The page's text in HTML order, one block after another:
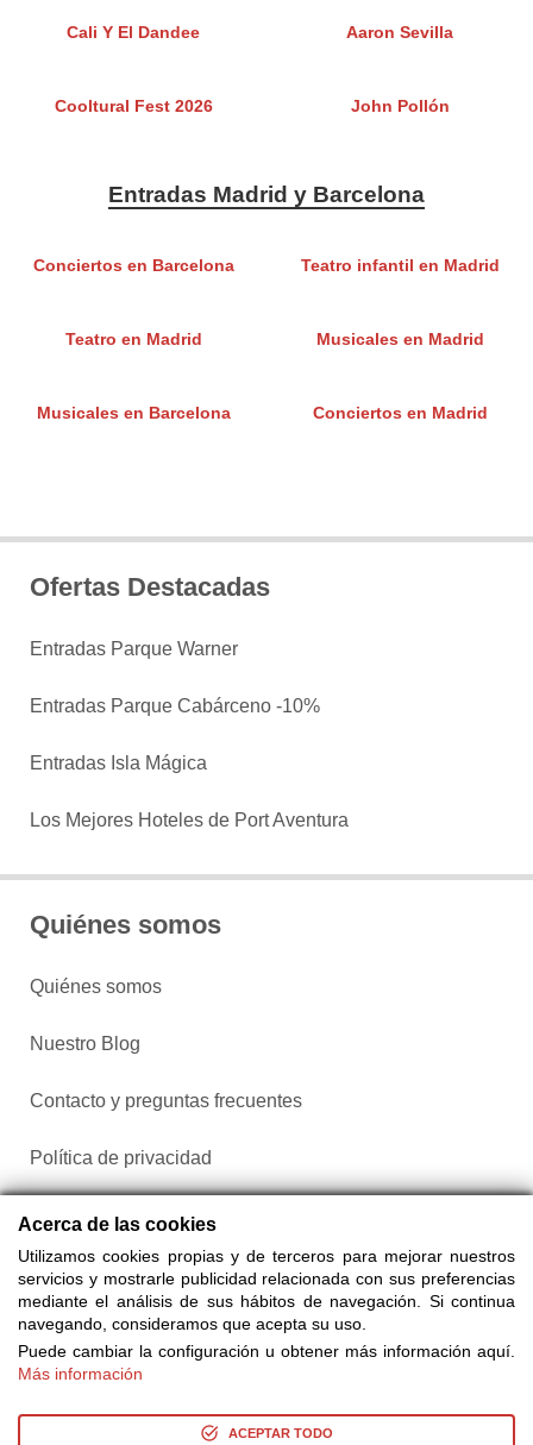
Cali Y El Dandee Aaron Sevilla
Cooltural Fest 2026 John Pollón
Entradas Madrid y Barcelona
Conciertos en Barcelona Teatro infantil en Madrid
Teatro en Madrid Musicales en Madrid
Musicales en Barcelona Conciertos en Madrid
Ofertas Destacadas
Entradas Parque Warner
Entradas Parque Cabárceno -10%
Entradas Isla Mágica
Los Mejores Hoteles de Port Aventura
Quiénes somos
Quiénes somos
Nuestro Blog
Contacto y preguntas frecuentes
Política de privacidad
Configurar cookies
de 25 proveedores
Acerca de las cookies
Utilizamos cookies propias y de terceros para mejorar nuestros
servicios y mostrarle publicidad relacionada con sus preferencias
mediante el análisis de sus hábitos de navegación. Si continua
navegando, consideramos que acepta su uso.
Puede cambiar la configuración u obtener más información aquí.
Más información
ACEPTAR TODO